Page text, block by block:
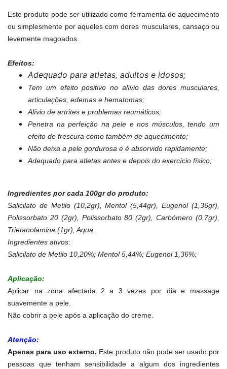
Este produto pode ser utilizado como ferramenta de aquecimento
ou simplesmente por aqueles com dores musculares, cansaço ou
levemente magoados.
Efeitos:
Adequado para atletas, adultos e idosos;
Tem um efeito positivo no alívio das dores musculares,
articulações, edemas e hematomas;
Alívio de artrites e problemas reumáticos;
Penetra na perfeição na pele e nos músculos, tendo um
efeito de frescura como também de aquecimento;
Não deixa a pele gordurosa e é absorvido rapidamente;
Adequado para atletas antes e depois do exercício físico;
Ingredientes por cada 100gr do produto:
Salicilato de Metilo (10,2gr), Mentol (5,44gr), Eugenol (1,36gr),
Polissorbato 20 (2gr), Polissorbato 80 (2gr), Carbómero (0,7gr),
Trietanolamina (1gr), Aqua.
Ingredientes ativos:
Salicilato de Metilo 10,20%; Mentol 5,44%; Eugenol 1,36%;
Aplicação:
Aplicar na zona afectada 2 a 3 vezes por dia e massage
suavemente a pele.
Não cobrir a pele após a aplicação do creme.
Atenção:
Apenas para uso externo. Este produto não pode ser usado por
pessoas que tenham sensibilidade a algum dos ingredientes